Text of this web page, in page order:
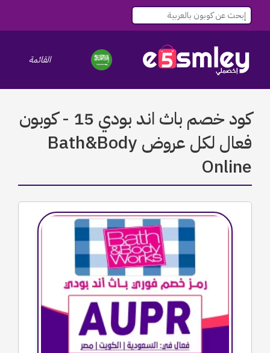
navigation
القائمة
كود خصم باث اند بودي 15 - كوبون
فعال لكل عروض Bath&Body
Online